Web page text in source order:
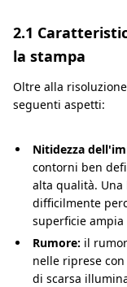
2.1
la stampa
Oltre alla
seguenti aspetti:
Nitidezza
contorni ben
alta qualità. Una
difficilmente
superficie
Rumore: il
nelle riprese
di scarsa